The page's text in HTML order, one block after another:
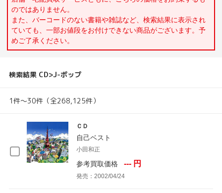
のではありません。
また、バーコードのない書籍や雑誌など、検索結果に表示され
ていても、一部お値段をお付けできない商品がございます。予
めご了承ください。
検索結果 CD>J-ポップ
1件～30件（全268,125件）
ＣＤ
自己ベスト
小田和正
参考買取価格 --- 円
発売：2002/04/24